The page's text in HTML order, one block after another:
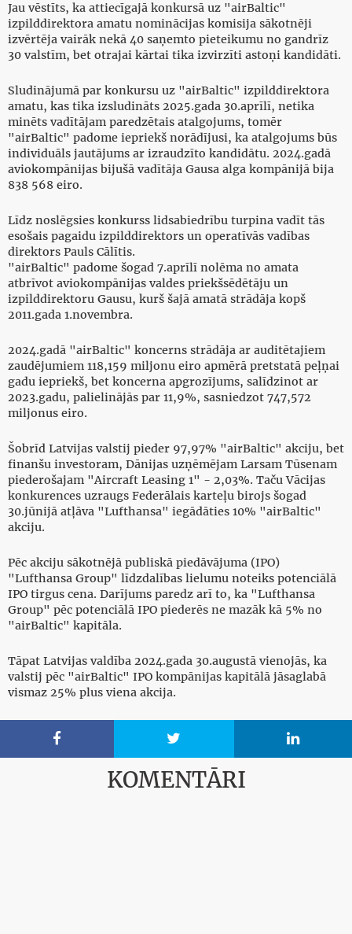
Jau vēstīts, ka attiecīgajā konkursā uz "airBaltic"
izpilddirektora amatu nominācijas komisija sākotnēji
izvērtēja vairāk nekā 40 saņemto pieteikumu no gandrīz
30 valstīm, bet otrajai kārtai tika izvirzīti astoņi kandidāti.
Sludinājumā par konkursu uz "airBaltic" izpilddirektora
amatu, kas tika izsludināts 2025.gada 30.aprīlī, netika
minēts vadītājam paredzētais atalgojums, tomēr
"airBaltic" padome iepriekš norādījusi, ka atalgojums būs
individuāls jautājums ar izraudzīto kandidātu. 2024.gadā
aviokompānijas bijušā vadītāja Gausa alga kompānijā bija
838 568 eiro.
Līdz noslēgsies konkurss lidsabiedrību turpina vadīt tās
esošais pagaidu izpilddirektors un operatīvās vadības
direktors Pauls Cālītis.
"airBaltic" padome šogad 7.aprīlī nolēma no amata
atbrīvot aviokompānijas valdes priekšsēdētāju un
izpilddirektoru Gausu, kurš šajā amatā strādāja kopš
2011.gada 1.novembra.
2024.gadā "airBaltic" koncerns strādāja ar auditētajiem
zaudējumiem 118,159 miljonu eiro apmērā pretstatā peļņai
gadu iepriekš, bet koncerna apgrozījums, salīdzinot ar
2023.gadu, palielinājās par 11,9%, sasniedzot 747,572
miljonus eiro.
Šobrīd Latvijas valstij pieder 97,97% "airBaltic" akciju, bet
finanšu investoram, Dānijas uzņēmējam Larsam Tūsenam
piederošajam "Aircraft Leasing 1" - 2,03%. Taču Vācijas
konkurences uzraugs Federālais karteļu birojs šogad
30.jūnijā atļāva "Lufthansa" iegādāties 10% "airBaltic"
akciju.
Pēc akciju sākotnējā publiskā piedāvājuma (IPO)
"Lufthansa Group" līdzdalības lielumu noteiks potenciālā
IPO tirgus cena. Darījums paredz arī to, ka "Lufthansa
Group" pēc potenciālā IPO piederēs ne mazāk kā 5% no
"airBaltic" kapitāla.
Tāpat Latvijas valdība 2024.gada 30.augustā vienojās, ka
valstij pēc "airBaltic" IPO kompānijas kapitālā jāsaglabā
vismaz 25% plus viena akcija.
  
KOMENTĀRI